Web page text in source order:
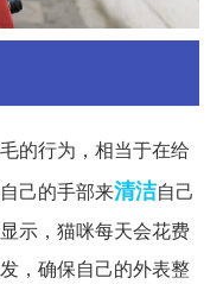
的行为，相当于在给
己的手部来清洁自己
示，猫咪每天会花费
，确保自己的外表整